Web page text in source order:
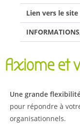
Lien vers le
Axiome et
Une grande
pour répondre à
organisationnels.